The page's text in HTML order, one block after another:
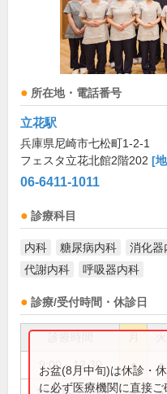
所在地・電話番号
立花駅
兵庫県尼崎市七松町1-2-1
フェスタ立花北館2階202 [
06-6411-1011
診療科目
内科 糖尿病内科 消化器
代謝内科
呼吸器内科
診療/受付時間・休診日
9:00～12:30 ● ●
お盆(8月中旬)は休診・
に必ず医療機関に直接ご